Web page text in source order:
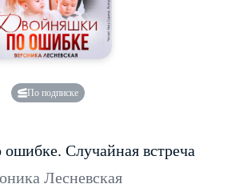
По подписке
Случайная встреча
Лесневская